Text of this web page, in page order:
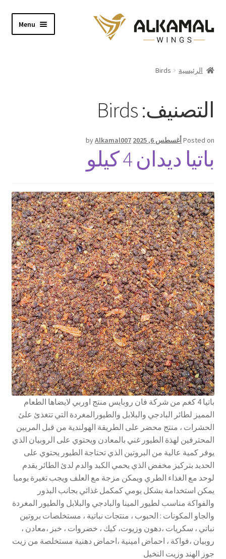
Skip
to
navigation
Skip
to
content
Menu
About
Video
Contact
الرئيسية Birds
التصنيف:Birds
Posted on أغسطس 6, 2025 byAlkamal007
باتيا ديدان 4 كيلو
باتيا 4 كغم من شركة فان روبايس منتج اوربي لايضاها الطعام
المميز لطائر البادجي والبلابل والطيورالمغردة التي تتغذئ علئ
الحشرات ، منتج محضر على الطريقة الهولندية من قبل المربين
المحترفين لهذة الطيور غني بالمعادن ويحتوي على الروبيان الذي
يوفر كمية عالية من البروتين الذي تحتاجة الطيور يحتوي على
الحديد بتركيز مخفض الذي يحمي الكبد والدم لدئ الطائر يقدم
لوحد مع الغذاء الطري ويمكن مزجة مع العلف ويجب تغيرة يوميا
يمكن استخدامة بشكل يومي كمكمل غذائي بجانب البذور
والفواكة مناسب لطيور المينا والبادجي والبلابل والطيور المغردة
والجاو المكونات : الحبوب ، منتجات نباتية ، مستخلصات بروتين
نباتي ، سكريات ،دهون وزيوت، كيك ، خضروات ، خبز ،معادن ،
روبيان ،فواكة ، احماض امينية ،احماض دهنية مستخلصة من زيت
جوز الهند وزيت النخيل